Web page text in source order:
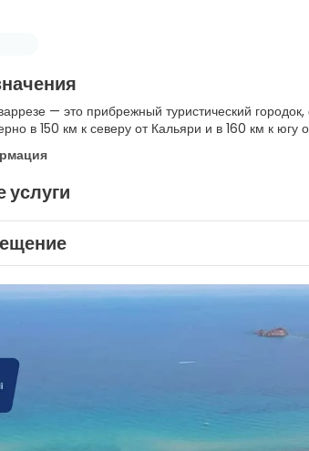
— это прибрежный туристический
в 150 км к северу от Кальяри и в 160 км к югу